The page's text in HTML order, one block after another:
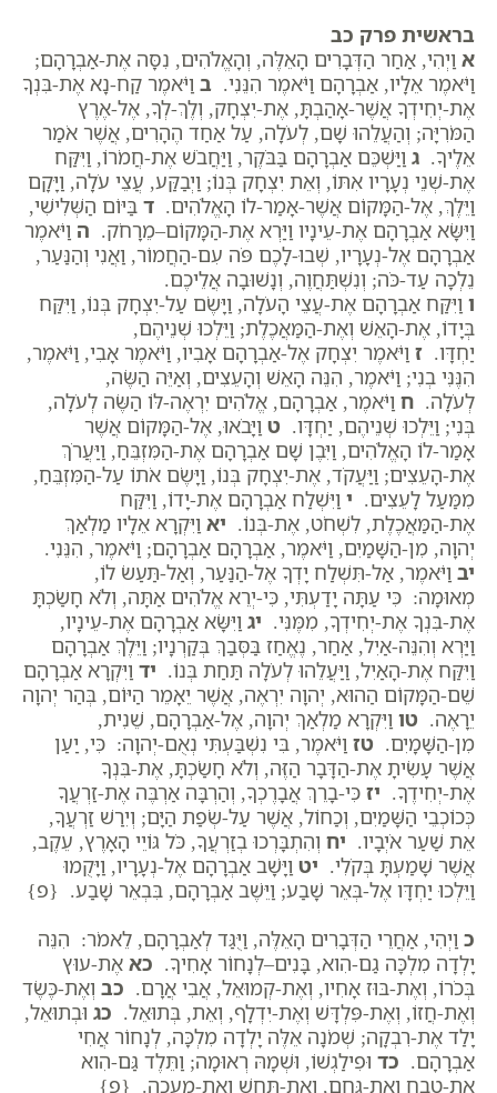
בראשית פרק כב
א וַיְהִי, אַחַר הַדְּבָרִים הָאֵלֶּה, וְהָאֱלֹהִים, נִסָּה אֶת-אַבְרָהָם;
וַיֹּאמֶר אֵלָיו, אַבְרָהָם וַיֹּאמֶר הִנֵּנִי. ב וַיֹּאמֶר קַח-נָא אֶת-בִּנְךָ
אֶת-יְחִידְךָ אֲשֶׁר-אָהַבְתָּ, אֶת-יִצְחָק, וְלֶךְ-לְךָ, אֶל-אֶרֶץ
הַמֹּרִיָּה; וְהַעֲלֵהוּ שָׁם, לְעֹלָה, עַל אַחַד הֶהָרִים, אֲשֶׁר אֹמַר
אֵלֶיךָ. ג וַיַּשְׁכֵּם אַבְרָהָם בַּבֹּקֶר, וַיַּחֲבֹשׁ אֶת-חֲמֹרוֹ, וַיִּקַּח
אֶת-שְׁנֵי נְעָרָיו אִתּוֹ, וְאֵת יִצְחָק בְּנוֹ; וַיְבַקַּע, עֲצֵי עֹלָה, וַיָּקָם
וַיֵּלֶךְ, אֶל-הַמָּקוֹם אֲשֶׁר-אָמַר-לוֹ הָאֱלֹהִים. ד בַּיּוֹם הַשְּׁלִישִׁי,
וַיִּשָּׂא אַבְרָהָם אֶת-עֵינָיו וַיַּרְא אֶת-הַמָּקוֹם–מֵרָחֹק. ה וַיֹּאמֶר
אַבְרָהָם אֶל-נְעָרָיו, שְׁבוּ-לָכֶם פֹּה עִם-הַחֲמוֹר, וַאֲנִי וְהַנַּעַר,
נֵלְכָה עַד-כֹּה; וְנִשְׁתַּחֲוֶה, וְנָשׁוּבָה אֲלֵיכֶם.
ו וַיִּקַּח אַבְרָהָם אֶת-עֲצֵי הָעֹלָה, וַיָּשֶׂם עַל-יִצְחָק בְּנוֹ, וַיִּקַּח
בְּיָדוֹ, אֶת-הָאֵשׁ וְאֶת-הַמַּאֲכֶלֶת; וַיֵּלְכוּ שְׁנֵיהֶם,
יַחְדָּו. ז וַיֹּאמֶר יִצְחָק אֶל-אַבְרָהָם אָבִיו, וַיֹּאמֶר אָבִי, וַיֹּאמֶר,
הִנֶּנִּי בְנִי; וַיֹּאמֶר, הִנֵּה הָאֵשׁ וְהָעֵצִים, וְאַיֵּה הַשֶּׂה,
לְעֹלָה. ח וַיֹּאמֶר, אַבְרָהָם, אֱלֹהִים יִרְאֶה-לּוֹ הַשֶּׂה לְעֹלָה,
בְּנִי; וַיֵּלְכוּ שְׁנֵיהֶם, יַחְדָּו. ט וַיָּבֹאוּ, אֶל-הַמָּקוֹם אֲשֶׁר
אָמַר-לוֹ הָאֱלֹהִים, וַיִּבֶן שָׁם אַבְרָהָם אֶת-הַמִּזְבֵּחַ, וַיַּעֲרֹךְ
אֶת-הָעֵצִים; וַיַּעֲקֹד, אֶת-יִצְחָק בְּנוֹ, וַיָּשֶׂם אֹתוֹ עַל-הַמִּזְבֵּחַ,
מִמַּעַל לָעֵצִים. י וַיִּשְׁלַח אַבְרָהָם אֶת-יָדוֹ, וַיִּקַּח
אֶת-הַמַּאֲכֶלֶת, לִשְׁחֹט, אֶת-בְּנוֹ. יא וַיִּקְרָא אֵלָיו מַלְאַךְ
יְהוָה, מִן-הַשָּׁמַיִם, וַיֹּאמֶר, אַבְרָהָם אַבְרָהָם; וַיֹּאמֶר, הִנֵּנִי.
יב וַיֹּאמֶר, אַל-תִּשְׁלַח יָדְךָ אֶל-הַנַּעַר, וְאַל-תַּעַשׂ לוֹ,
מְאוּמָה: כִּי עַתָּה יָדַעְתִּי, כִּי-יְרֵא אֱלֹהִים אַתָּה, וְלֹא חָשַׂכְתָּ
אֶת-בִּנְךָ אֶת-יְחִידְךָ, מִמֶּנִּי. יג וַיִּשָּׂא אַבְרָהָם אֶת-עֵינָיו,
וַיַּרְא וְהִנֵּה-אַיִל, אַחַר, נֶאֱחַז בַּסְּבַךְ בְּקַרְנָיו; וַיֵּלֶךְ אַבְרָהָם
וַיִּקַּח אֶת-הָאַיִל, וַיַּעֲלֵהוּ לְעֹלָה תַּחַת בְּנוֹ. יד וַיִּקְרָא אַבְרָהָם
שֵׁם-הַמָּקוֹם הַהוּא, יְהוָה יִרְאֶה, אֲשֶׁר יֵאָמֵר הַיּוֹם, בְּהַר יְהוָה
יֵרָאֶה. טו וַיִּקְרָא מַלְאַךְ יְהוָה, אֶל-אַבְרָהָם, שֵׁנִית,
מִן-הַשָּׁמָיִם. טז וַיֹּאמֶר, בִּי נִשְׁבַּעְתִּי נְאֻם-יְהוָה: כִּי, יַעַן
אֲשֶׁר עָשִׂיתָ אֶת-הַדָּבָר הַזֶּה, וְלֹא חָשַׂכְתָּ, אֶת-בִּנְךָ
אֶת-יְחִידֶךָ. יז כִּי-בָרֵךְ אֲבָרֶכְךָ, וְהַרְבָּה אַרְבֶּה אֶת-זַרְעֲךָ
כְּכוֹכְבֵי הַשָּׁמַיִם, וְכַחוֹל, אֲשֶׁר עַל-שְׂפַת הַיָּם; וְיִרַשׁ זַרְעֲךָ,
אֵת שַׁעַר אֹיְבָיו. יח וְהִתְבָּרְכוּ בְזַרְעֲךָ, כֹּל גּוֹיֵי הָאָרֶץ, עֵקֶב,
אֲשֶׁר שָׁמַעְתָּ בְּקֹלִי. יט וַיָּשָׁב אַבְרָהָם אֶל-נְעָרָיו, וַיָּקֻמוּ
וַיֵּלְכוּ יַחְדָּו אֶל-בְּאֵר שָׁבַע; וַיֵּשֶׁב אַבְרָהָם, בִּבְאֵר שָׁבַע. {פ}
כ וַיְהִי, אַחֲרֵי הַדְּבָרִים הָאֵלֶּה, וַיֻּגַּד לְאַבְרָהָם, לֵאמֹר: הִנֵּה
יָלְדָה מִלְכָּה גַם-הִוא, בָּנִים–לְנָחוֹר אָחִיךָ. כא אֶת-עוּץ
בְּכֹרוֹ, וְאֶת-בּוּז אָחִיו, וְאֶת-קְמוּאֵל, אֲבִי אֲרָם. כב וְאֶת-כֶּשֶׂד
וְאֶת-חֲזוֹ, וְאֶת-פִּלְדָּשׁ וְאֶת-יִדְלָף, וְאֵת, בְּתוּאֵל. כג וּבְתוּאֵל,
יָלַד אֶת-רִבְקָה; שְׁמֹנָה אֵלֶּה יָלְדָה מִלְכָּה, לְנָחוֹר אֲחִי
אַבְרָהָם. כד וּפִילַגְשׁוֹ, וּשְׁמָהּ רְאוּמָה; וַתֵּלֶד גַּם-הִוא
אֶת-טֶבַח וְאֶת-גַּחַם, וְאֶת-תַּחַשׁ וְאֶת-מַעֲכָה. {פ}